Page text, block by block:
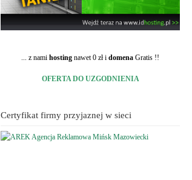
... z nami hosting nawet 0 zł i domena Gratis !!
OFERTA DO UZGODNIENIA
Certyfikat firmy przyjaznej w sieci